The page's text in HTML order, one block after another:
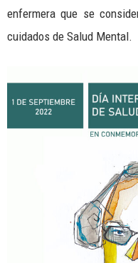
enfermera que se
cuidados de Salud Mental.